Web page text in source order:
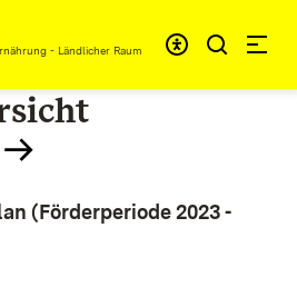
- Ländlicher Raum
(Förderperiode 2023 -